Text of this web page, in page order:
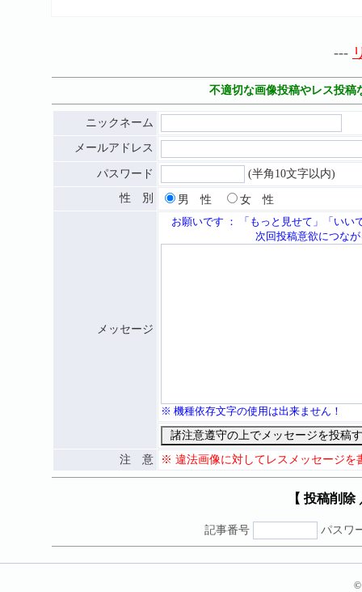
---
不適切な画像投稿やレス投稿
ニックネーム
メールアドレス
パスワード
(半角10文字以内)
性 別
男 性 女 性
メッセージ
お願いです ： 「もっと見せて」「いい
次回投稿意欲につながる応援メ
※ 機種依存文字の使用は出来ません！
注 意 ※ 違法画像に対してレスメッセージを
【 投稿削
記事番号 パスワ
©